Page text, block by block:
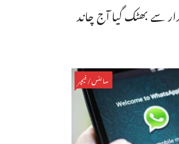
سے بھٹک گیا آج چاند
سائنس/فیچر